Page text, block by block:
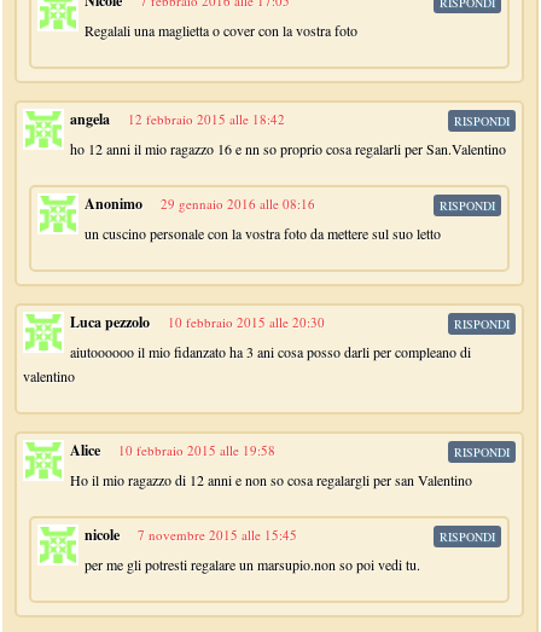
Regalali una maglietta o cover con la vostra foto
angela 12 febbraio 2015 alle 18:42
ho 12 anni il mio ragazzo 16 e nn so proprio cosa regalarli per San.Valentino
RISPONDI
Anonimo 29 gennaio 2016 alle 08:16
un cuscino personale con la vostra foto da mettere sul suo letto
RISPONDI
Luca pezzolo 10 febbraio 2015 alle 20:30
aiutoooooo il mio fidanzato ha 3 ani cosa posso darli per compleano di
valentino
RISPONDI
Alice 10 febbraio 2015 alle 19:58
Ho il mio ragazzo di 12 anni e non so cosa regalargli per san Valentino
RISPONDI
nicole 7 novembre 2015 alle 15:45
per me gli potresti regalare un marsupio.non so poi vedi tu.
RISPONDI